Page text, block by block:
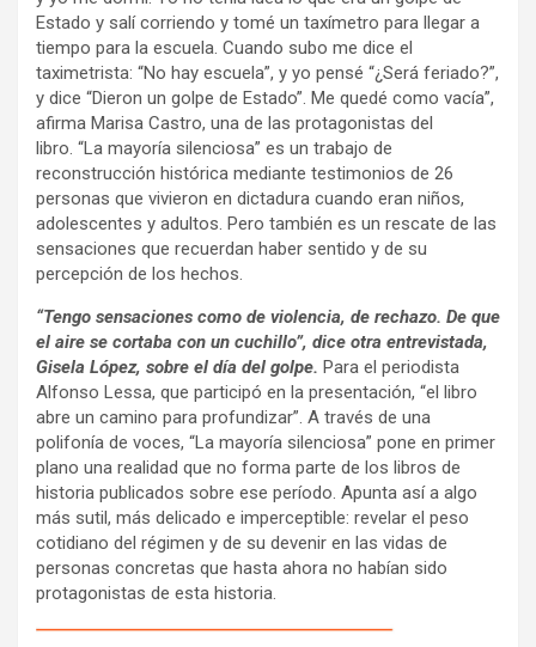
Estado y salí corriendo y tomé un taxímetro para llegar a
tiempo para la escuela. Cuando subo me dice el
taximetrista: “No hay escuela”, y yo pensé “¿Será feriado?”,
y dice “Dieron un golpe de Estado”. Me quedé como vacía”,
afirma Marisa Castro, una de las protagonistas del
libro. “La mayoría silenciosa” es un trabajo de
reconstrucción histórica mediante testimonios de 26
personas que vivieron en dictadura cuando eran niños,
adolescentes y adultos. Pero también es un rescate de las
sensaciones que recuerdan haber sentido y de su
percepción de los hechos.
“Tengo sensaciones como de violencia, de rechazo. De que
el aire se cortaba con un cuchillo”, dice otra entrevistada,
Gisela López, sobre el día del golpe. Para el periodista
Alfonso Lessa, que participó en la presentación, “el libro
abre un camino para profundizar”. A través de una
polifonía de voces, “La mayoría silenciosa” pone en primer
plano una realidad que no forma parte de los libros de
historia publicados sobre ese período. Apunta así a algo
más sutil, más delicado e imperceptible: revelar el peso
cotidiano del régimen y de su devenir en las vidas de
personas concretas que hasta ahora no habían sido
protagonistas de esta historia.